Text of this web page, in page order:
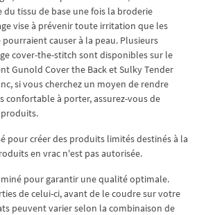
tissu de base une fois la broderie
vise à prévenir toute irritation que les
causer à la peau. Plusieurs
cover-the-stitch sont disponibles sur le
Gunold Cover the Back et Sulky Tender
si vous cherchez un moyen de rendre
confortable à porter, assurez-vous de
pour créer des produits limités destinés à la
en vrac n'est pas autorisée.
pour garantir une qualité optimale.
de celui-ci, avant de le coudre sur votre
peuvent varier selon la combinaison de